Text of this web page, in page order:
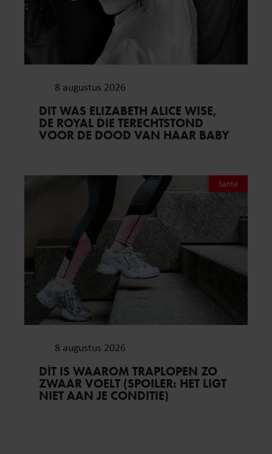
8 augustus 2026
DIT WAS ELIZABETH ALICE WISE,
DE ROYAL DIE TERECHTSTOND
VOOR DE DOOD VAN HAAR BABY
Sante
8 augustus 2026
DÍT IS WAAROM TRAPLOPEN ZO
ZWAAR VOELT (SPOILER: HET LIGT
NIET AAN JE CONDITIE)